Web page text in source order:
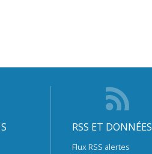
RSS ET DONNÉES
Flux RSS alertes